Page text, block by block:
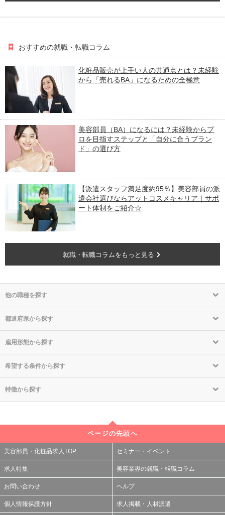
おすすめの就職・転職コラム
化粧品販売が上手い人の共通点とは？未経験
から「売れるBA」になるための全極意
美容部員（BA）になるには？未経験からプ
ロを目指すステップと「自分に合うブラン
ド」の選び方
【派遣スタッフ満足度約95％】美容部員の派
遣会社選びならアットコスメキャリア｜サポ
ート体制をご紹介☆
就職・転職コラムをもっと見る
他の職種を探す
都道府県から探す
雇用形態から探す
希望する条件から探す
特徴から探す
ページの先頭へ
美容部員・化粧品求人TOP セミナー・イベント
求人特集 美容業界の就職・転職コラム
お問い合わせ ヘルプ
個人情報保護方針 求人掲載・人材派遣